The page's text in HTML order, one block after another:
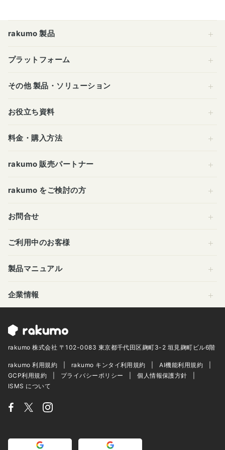
rakumo 製品
プラットフォーム
その他 製品・ソリューション
お役立ち資料
料金・購入方法
rakumo 販売パートナー
rakumo をご検討の方
お問合せ
ご利用中のお客様
製品マニュアル
企業情報
rakumo 株式会社 〒102-0083 東京都千代田区麹町3-2 垣見麹町ビル6階
rakumo 利用規約 rakumo キンタイ利用規約
AI機能利用規約
GCP利用規約
プライバシーポリシー
個人情報保護方針
ISMS について